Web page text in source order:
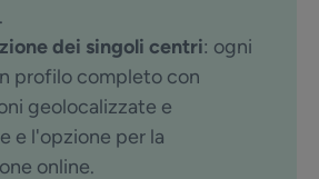
dei singoli centri: ogni
profilo completo con
geolocalizzate e
e l'opzione per la
online.